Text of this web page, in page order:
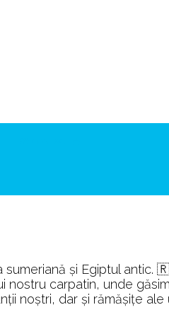
sumeriană și Egiptul
nostru carpatin, unde
noștri, dar și rămășițe